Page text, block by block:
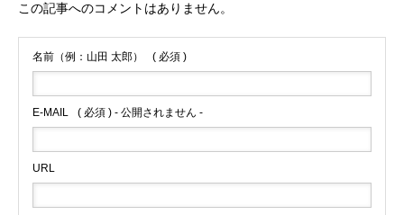
この記事へのコメントはありません。
名前（例：山田 太郎） ( 必須 )
E-MAIL ( 必須 ) - 公開されません -
URL